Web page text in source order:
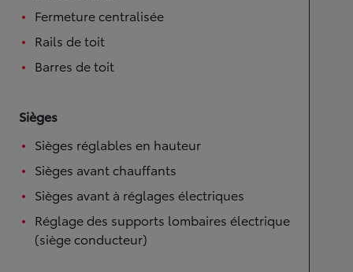
Fermeture centralisée
Rails de toit
Barres de toit
Sièges
Sièges réglables en hauteur
Sièges avant chauffants
Sièges avant à réglages électriques
Réglage des supports lombaires électrique
(siège conducteur)